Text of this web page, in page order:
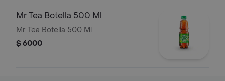
Mr Tea Botella 500 Ml
Mr Tea Botella 500 Ml
$ 6000